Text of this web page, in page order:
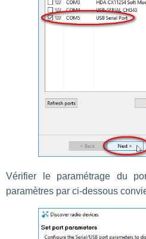
Vérifier le paramétrage du
paramètres par ci-dessous